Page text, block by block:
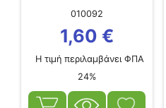
010092
1,60 €
Η τιμή περιλαμβάνει ΦΠΑ
24%